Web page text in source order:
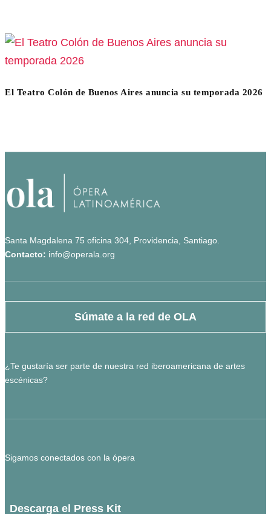
El Teatro Colón de Buenos Aires anuncia su temporada 2026
Santa Magdalena 75 oficina 304, Providencia, Santiago.
Contacto: info@operala.org
Súmate a la red de OLA
¿Te gustaría ser parte de nuestra red iberoamericana de artes
escénicas?
Sigamos conectados con la ópera
Descarga el Press Kit